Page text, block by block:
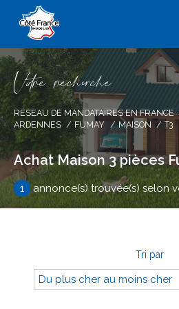
Vore recece
RÉSEAU DE MANDATAIRES EN FRANCE
ARDENNES
FUMAY MAISON T3
Achat Maison 3 pièces
1 annonce(s) trouvée(s) selon
Tri par
Du plus cher au moins cher
Effectuer une
et trouver le bien qui
critères
Type
d'offre
Vente
Ville